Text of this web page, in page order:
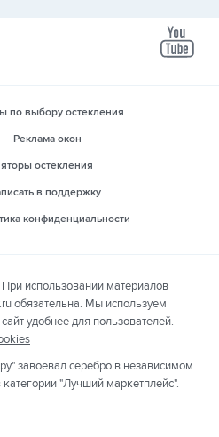
по выбору остекления
Реклама окон
остекления
в поддержку
конфиденциальности
удобнее для пользователей.
завоевал серебро в независимом
рейтинге Tagline Awards 2022 в категории "Лучший маркетплейс".